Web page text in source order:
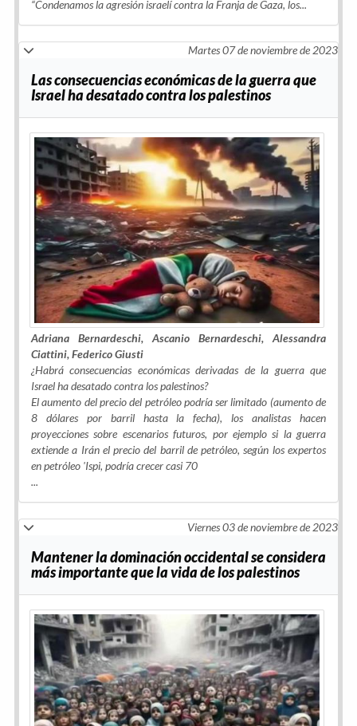
“Condenamos la agresión israelí contra la Franja de Gaza, los...
Martes 07 de noviembre de 2023
Las consecuencias económicas de la guerra que
Israel ha desatado contra los palestinos
Adriana Bernardeschi, Ascanio Bernardeschi, Alessandra
Ciattini, Federico Giusti
¿Habrá consecuencias económicas derivadas de la guerra que
Israel ha desatado contra los palestinos?
El aumento del precio del petróleo podría ser limitado (aumento de
8 dólares por barril hasta la fecha), los analistas hacen
proyecciones sobre escenarios futuros, por ejemplo si la guerra
extiende a Irán el precio del barril de petróleo, según los expertos
en petróleo 'Ispi, podría crecer casi 70
...
Viernes 03 de noviembre de 2023
Mantener la dominación occidental se considera
más importante que la vida de los palestinos